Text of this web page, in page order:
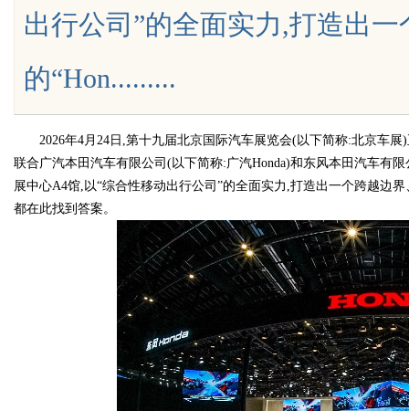
出行公司”的全面实力,打造出
的“Hon.........
2026年4月24日,第十九届北京国际汽车展览会(以下简称:北京车
联合广汽本田汽车有限公司(以下简称:广汽Honda)和东风本田汽车有
展中心A4馆,以“综合性移动出行公司”的全面实力,打造出一个跨越边
都在此找到答案。